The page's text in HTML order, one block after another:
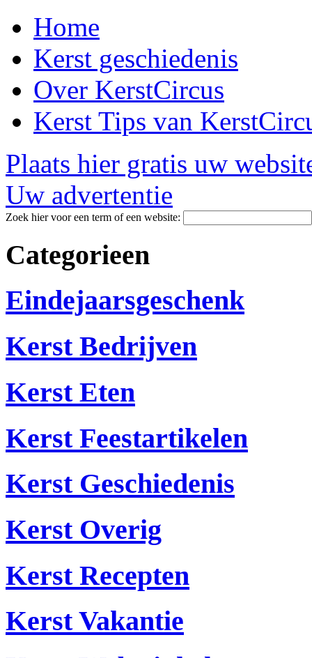
Home
Kerst geschiedenis
Over KerstCircus
Kerst Tips van
Plaats hier gratis uw
Uw advertentie
Zoek hier voor een term of een website:
Categorieen
Eindejaarsgeschenk
Kerst Bedrijven
Kerst Eten
Kerst Feestartikelen
Kerst Geschiedenis
Kerst Overig
Kerst Recepten
Kerst Vakantie